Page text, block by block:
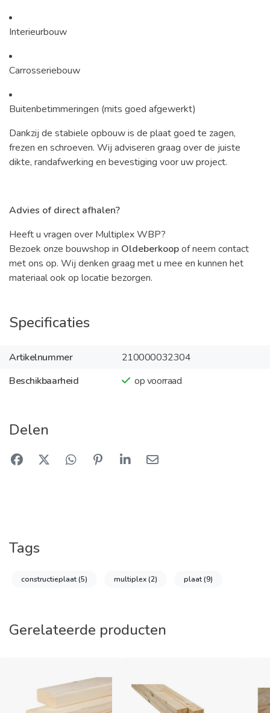
Interieurbouw
Carrosseriebouw
Buitenbetimmeringen (mits goed afgewerkt)
Dankzij de stabiele opbouw is de plaat goed te zagen,
frezen en schroeven. Wij adviseren graag over de juiste
dikte, randafwerking en bevestiging voor uw project.
Advies of direct afhalen?
Heeft u vragen over Multiplex WBP?
Bezoek onze bouwshop in Oldeberkoopof neem contact
met ons op. Wij denken graag met u mee en kunnen het
materiaal ook op locatie bezorgen.
Specificaties
Artikelnummer
210000032304
Beschikbaarheid
op voorraad
Delen
Tags
constructieplaat(5) multiplex(2) plaat(9)
Gerelateerde producten